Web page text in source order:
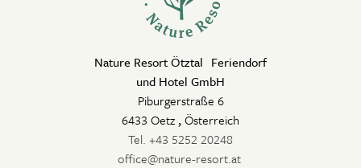
Nature Resort Ötztal Feriendorf
und Hotel GmbH
Piburgerstraße 6
6433 Oetz ,Österreich
Tel. +43 5252 20248
office@nature-resort.at